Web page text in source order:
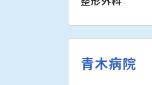
青木病院